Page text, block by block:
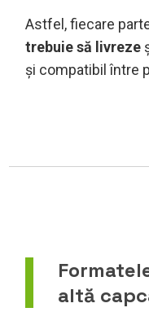
Astfel, fiecare
trebuie să livreze
și compatibil între
altă